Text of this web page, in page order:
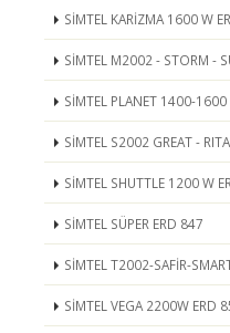
SİMTEL KARİZMA 1600 W
SİMTEL M2002 - STORM -
SİMTEL PLANET 1400-
SİMTEL S2002 GREAT -
SİMTEL SHUTTLE 1200 W
SİMTEL SÜPER ERD 847
SİMTEL T2002-SAFİR-
SİMTEL VEGA 2200W ERD